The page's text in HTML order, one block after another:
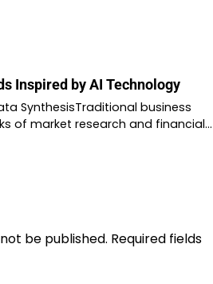
Inspired by AI Technology
SynthesisTraditional business
of market research and financial…
be published. Required fields